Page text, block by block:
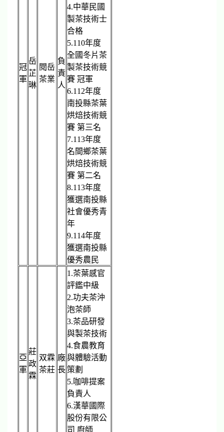
冠
軍
岳
芷
琳
閱岳
茶業
負
責
人
4.中華民國
製茶技術士
合格
5.110年度
全國冬片茶
製茶技術競
賽 冠軍
6.112年度
南投縣茶葉
烘焙技術競
賽 第三名
7.113年度
名間鄉茶葉
烘焙技術競
賽 第二名
8.113年度
獲選南投縣
社會優秀青
年
9.114年度
獲選南投縣
優秀農民
亞
軍
莊
政
霖
双霖
茶莊
廠
長
1.茶葉感官
評鑑中級
2.功夫茶沖
泡茶師
3.茶品研發
與製茶技術
4.食農教育
與體驗活動
策劃
5.咖啡提案
負責人
6.漢華國際
股份有限公
司 廚師